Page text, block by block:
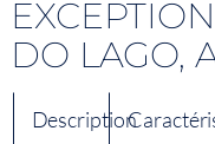
DO LAGO,
Description